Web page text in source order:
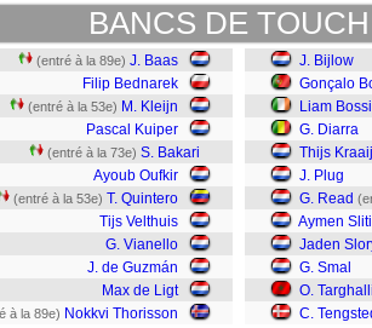
BANCS DE
(entré à la 89e) J. Baas
Filip Bednarek
(entré à la 53e) M. Kleijn
Pascal Kuiper
(entré à la 73e) S. Bakari
Ayoub Oufkir
(entré à la 53e) T. Quintero
Tijs Velthuis
G. Vianello
J. de Guzmán
Max de Ligt
à la 89e) Nokkvi Thorisson
J. Bijlow
Gonçalo
Liam
G. Diarra
Thijs
J. Plug
G. Read
Aymen Sliti
Jaden
G. Smal
O.
C.